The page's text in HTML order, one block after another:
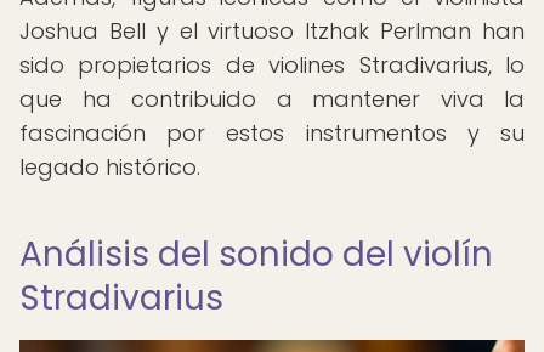
Joshua Bell y el virtuoso Itzhak Perlman han
sido propietarios de violines Stradivarius, lo
que ha contribuido a mantener viva la
fascinación por estos instrumentos y su
legado histórico.
Análisis del sonido del violín
Stradivarius